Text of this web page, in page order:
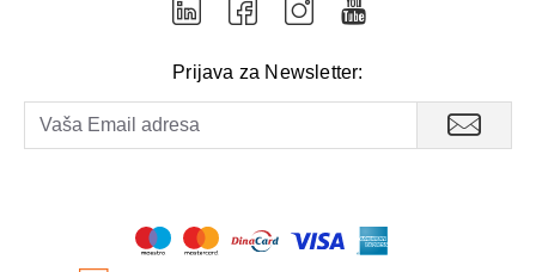
Prijava za Newsletter: